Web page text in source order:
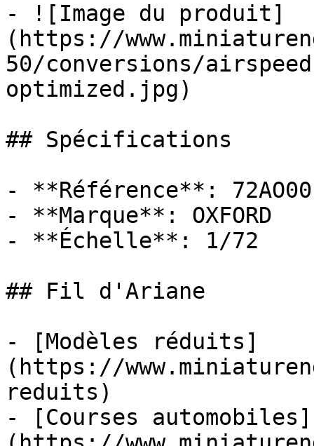
- ![Image du produit]
(https://
50/conversions/
optimized.jpg)
## Spécifications
- **Référence**:
- **Marque**: OXFORD
- **Échelle**: 1/72
## Fil d'Ariane
- [Modèles réduits]
(https://
reduits)
- [Courses automobiles]